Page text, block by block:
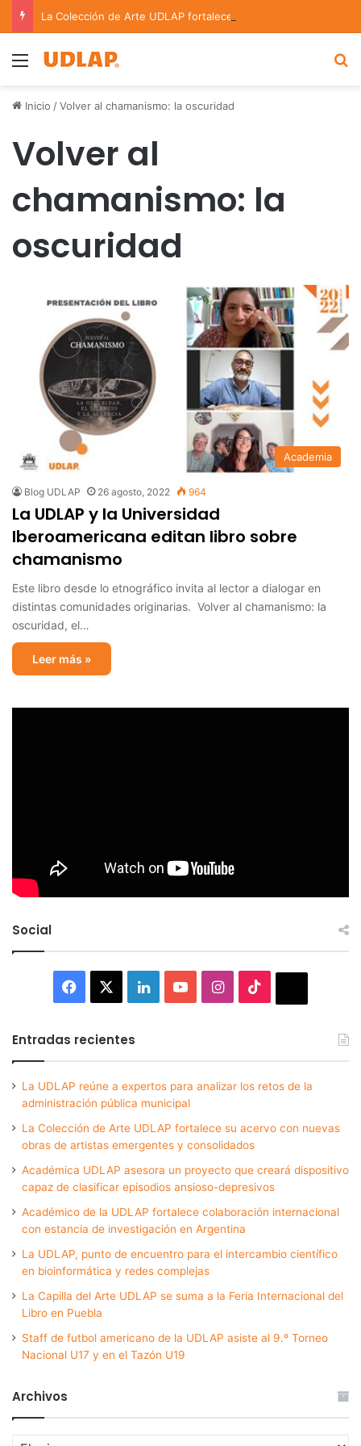
Menu
Inicio /Volver al chamanismo: la oscuridad
Volver al
chamanismo: la
oscuridad
Academia
Blog UDLAP 26 agosto, 2022 964
La UDLAP y la Universidad
Iberoamericana editan libro sobre
chamanismo
Este libro desde lo etnográfico invita al lector a dialogar en
distintas comunidades originarias. Volver al chamanismo: la
oscuridad, el…
Leer más »
Social
Facebook LinkedInYouTubeInstagram
Entradas recientes
La UDLAP reúne a expertos para analizar los retos de la
administración pública municipal
La Colección de Arte UDLAP fortalece su acervo con nuevas
obras de artistas emergentes y consolidados
Académica UDLAP asesora un proyecto que creará dispositivo
capaz de clasificar episodios ansioso-depresivos
Académico de la UDLAP fortalece colaboración internacional
con estancia de investigación en Argentina
La UDLAP, punto de encuentro para el intercambio científico
en bioinformática y redes complejas
La Capilla del Arte UDLAP se suma a la Feria Internacional del
Libro en Puebla
Staff de futbol americano de la UDLAP asiste al 9.º Torneo
Nacional U17 y en el Tazón U19
Archivos
Archivos